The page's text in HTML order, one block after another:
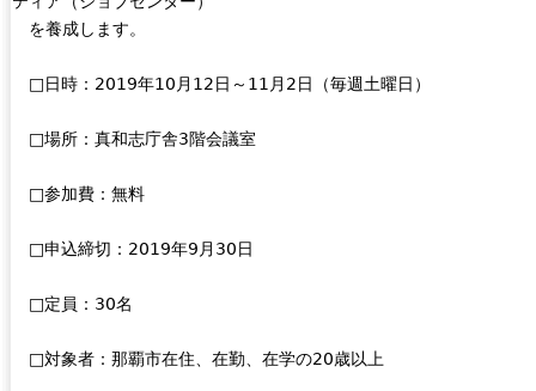
)
を養成します。
□日時：2019年10月12日～11月2日（毎週土曜日）
□場所：真和志庁舎3階会議室
□参加費：無料
□申込締切：2019年9月30日
□定員：30名
□対象者：那覇市在住、在勤、在学の20歳以上